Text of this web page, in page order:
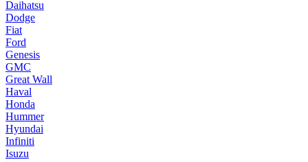
Daihatsu
Dodge
Fiat
Ford
Genesis
GMC
Great Wall
Haval
Honda
Hummer
Hyundai
Infiniti
Isuzu